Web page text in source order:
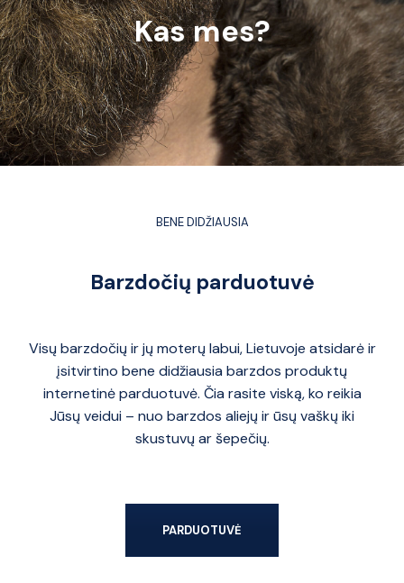
Kas mes?
BENE DIDŽIAUSIA
Barzdočių parduotuvė
Visų barzdočių ir jų moterų labui, Lietuvoje atsidarė ir
įsitvirtino bene didžiausia barzdos produktų
internetinė parduotuvė. Čia rasite viską, ko reikia
Jūsų veidui – nuo barzdos aliejų ir ūsų vaškų iki
skustuvų ar šepečių.
PARDUOTUVĖ